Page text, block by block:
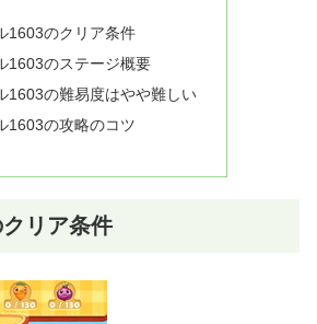
1603のクリア条件
1603のステージ概要
1603の難易度はやや難しい
1603の攻略のコツ
リア条件